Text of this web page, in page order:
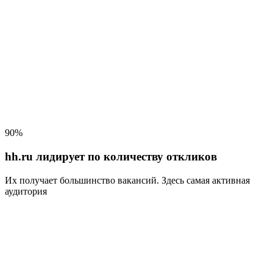
90%
hh.ru лидирует по количеству откликов
Их получает большинство вакансий. Здесь самая активная
аудитория